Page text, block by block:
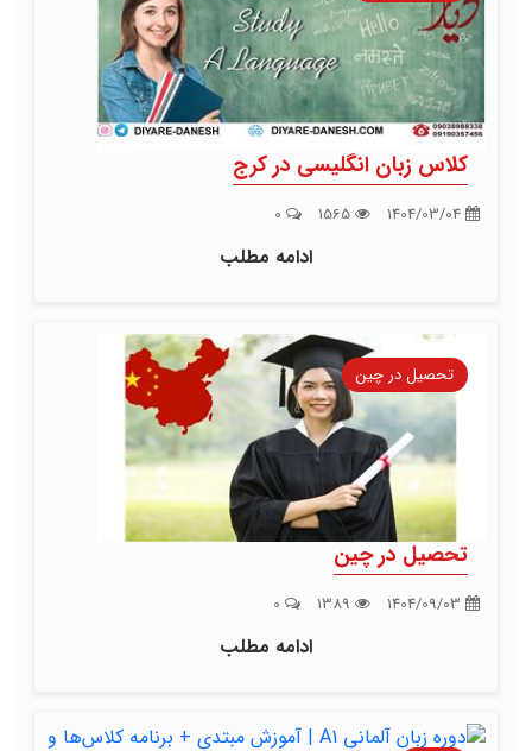
کلاس زبان انگلیسی در کرج
ادامه مطلب
تحصیل در چین
تحصیل در چین
ادامه مطلب